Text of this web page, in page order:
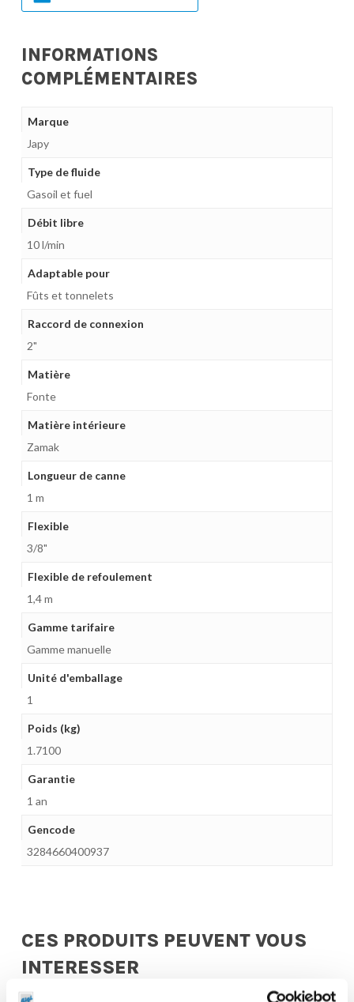
INFORMATIONS
COMPLÉMENTAIRES
Marque
Japy
Type de fluide
Gasoil et fuel
Débit libre
10 l/min
Adaptable pour
Fûts et tonnelets
Raccord de connexion
2"
Matière
Fonte
Matière intérieure
Zamak
Longueur de canne
1 m
Flexible
3/8"
Flexible de refoulement
1,4 m
Gamme tarifaire
Gamme manuelle
Unité d'emballage
1
Poids (kg)
1.7100
Garantie
1 an
Gencode
3284660400937
CES PRODUITS PEUVENT VOUS
INTERESSER